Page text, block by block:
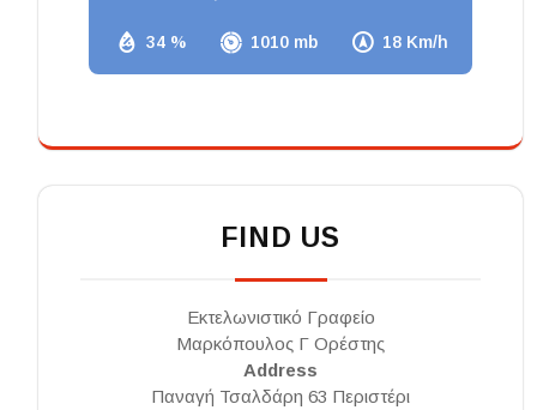
34 % 1010 mb 18 Km/h
FIND US
Εκτελωνιστικό Γραφείο
Μαρκόπουλος Γ Ορέστης
Address
Παναγή Τσαλδάρη 63 Περιστέρι